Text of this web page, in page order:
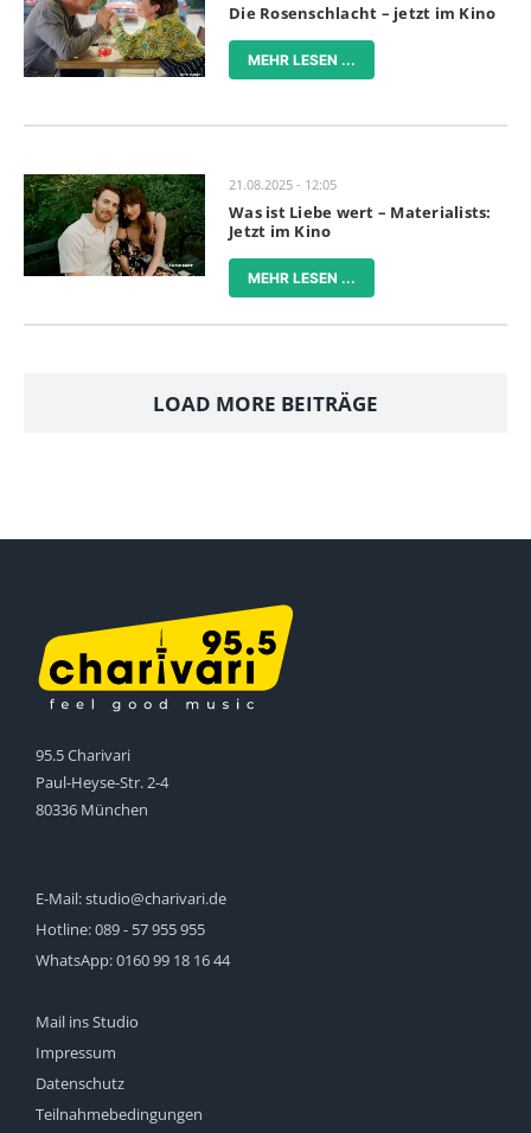
Die Rosenschlacht – jetzt im Kino
MEHR LESEN ...
21.08.2025 - 12:05
Was ist Liebe wert – Materialists:
Jetzt im Kino
MEHR LESEN ...
LOAD MORE BEITRÄGE
95.5 Charivari
Paul-Heyse-Str. 2-4
80336 München
E-Mail:studio@charivari.de
Hotline:089 - 57 955 955
WhatsApp:0160 99 18 16 44
Mail ins Studio
Impressum
Datenschutz
Teilnahmebedingungen